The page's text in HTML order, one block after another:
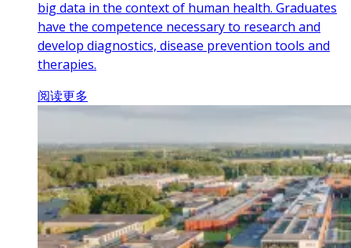
big data in the context of human health. Graduates
have the competence necessary to research and
develop diagnostics, disease prevention tools and
therapies.
阅读更多